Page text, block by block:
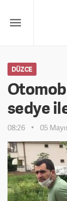
DÜZCE
sedye
08:26 05